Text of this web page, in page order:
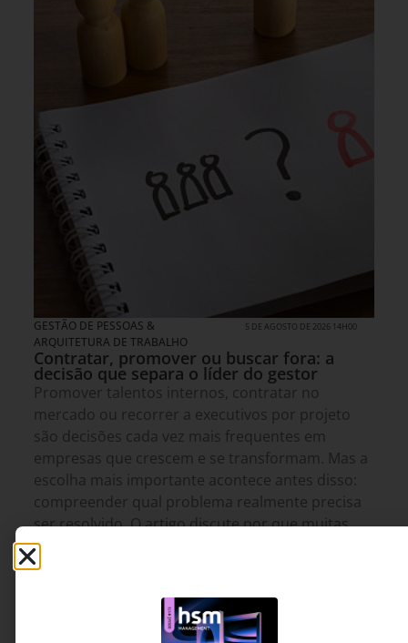
GESTÃO DE PESSOAS &
ARQUITETURA DE TRABALHO
5 DE AGOSTO DE 2026 14H00
Contratar, promover ou buscar fora: a
decisão que separa o líder do gestor
Promover talentos internos, contratar no
mercado ou recorrer a executivos por projeto
são decisões cada vez mais frequentes em
empresas que crescem e se transformam. Mas a
escolha mais importante acontece antes disso:
compreender qual problema realmente precisa
ser resolvido. O artigo discute por que muitas
organizações se concentram em preencher
posições rapidamente, quando deveriam dedicar
complexidade dos desafios que enfrentam.
Juliana Ramalho - CEO da
4 MINUTOS MIN DE LEITURA